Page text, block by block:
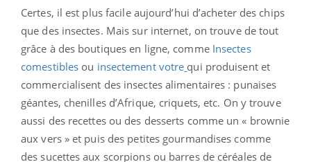
Certes, il est plus facile aujourd’hui d’acheter des chips
que des insectes. Mais sur internet, on trouve de tout
grâce à des boutiques en ligne, comme Insectes
comestibles ou insectement votre qui produisent et
commercialisent des insectes alimentaires : punaises
géantes, chenilles d’Afrique, criquets, etc. On y trouve
aussi des recettes ou des desserts comme un « brownie
aux vers » et puis des petites gourmandises comme
des sucettes aux scorpions ou barres de céréales de